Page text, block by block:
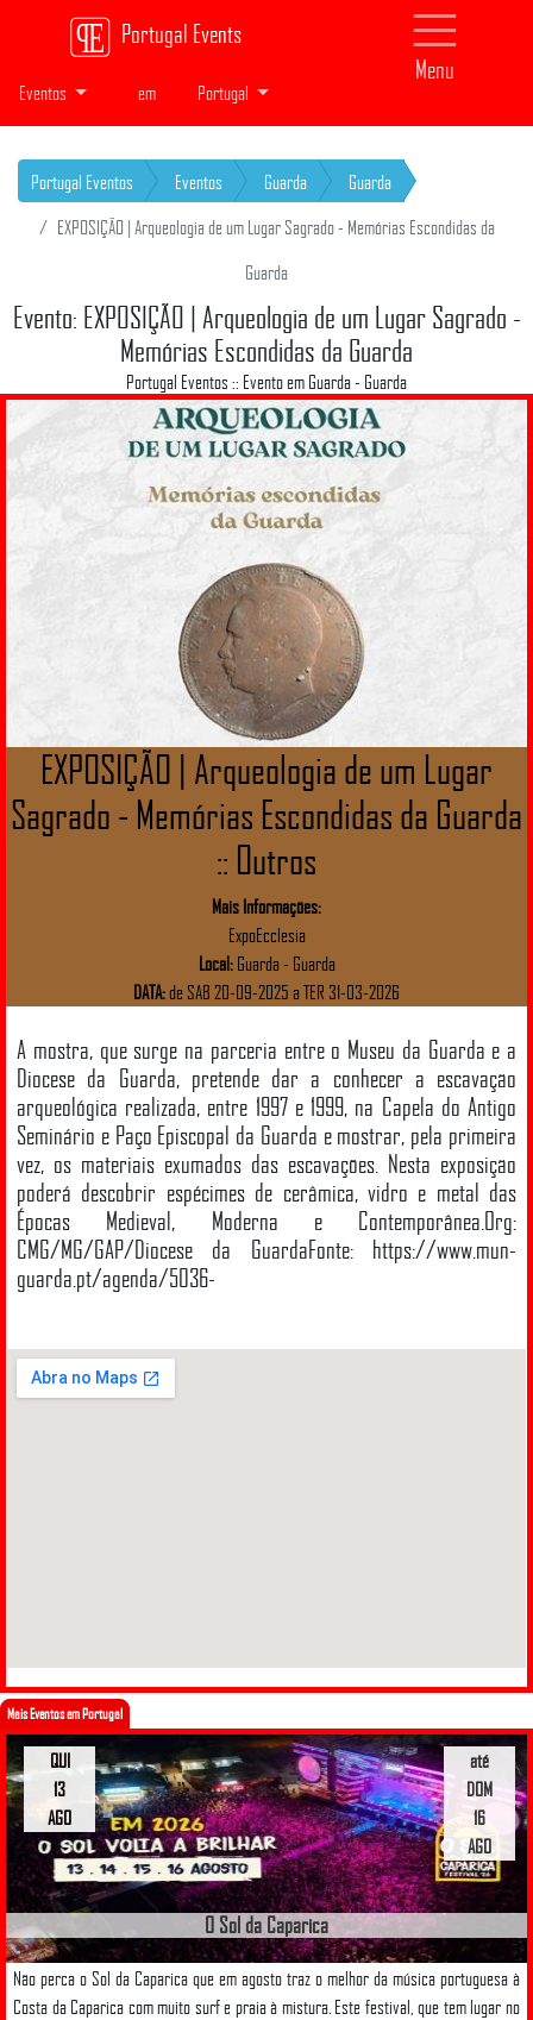
Portugal Events
Menu
Eventos em Portugal
Portugal Eventos Eventos Guarda
Guarda
EXPOSIÇÃO | Arqueologia de um Lugar Sagrado - Memórias Escondidas da
Guarda
Evento: EXPOSIÇÃO | Arqueologia de um Lugar Sagrado -
Memórias Escondidas da Guarda
Portugal Eventos :: Evento em Guarda - Guarda
EXPOSIÇÃO | Arqueologia de um Lugar
Sagrado - Memórias Escondidas da Guarda
:: Outros
Mais Informações:
ExpoEcclesia
Local:Guarda - Guarda
DATA:de SAB 20-09-2025 a TER 31-03-2026
A mostra, que surge na parceria entre o Museu da Guarda e a
Diocese da Guarda, pretende dar a conhecer a escavação
arqueológica realizada, entre 1997 e 1999, na Capela do Antigo
Seminário e Paço Episcopal da Guarda e mostrar, pela primeira
vez, os materiais exumados das escavações. Nesta exposição
poderá descobrir espécimes de cerâmica, vidro e metal das
Épocas Medieval, Moderna e Contemporânea.Org:
CMG/MG/GAP/Diocese da GuardaFonte: https://www.mun-
guarda.pt/agenda/5036-
Mais Eventos em Portugal
O Sol da Caparica
Não perca o Sol da Caparica que em agosto traz o melhor da música portuguesa à
Costa da Caparica com muito surf e praia à mistura. Este festival, que tem lugar no
até
DOM
16
AGO
QUI
13
AGO